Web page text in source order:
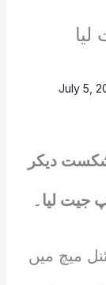
July 5,
وکٹوں سے شکست دیکر
میچ میں